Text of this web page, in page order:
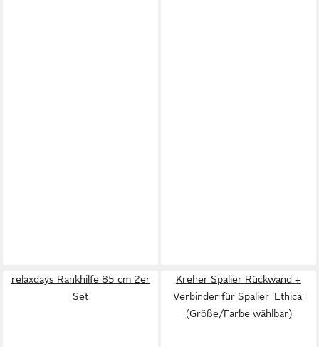
relaxdays Rankhilfe 85 cm 2er
Set
Kreher Spalier Rückwand +
Verbinder für Spalier 'Ethica'
(Größe/Farbe wählbar)